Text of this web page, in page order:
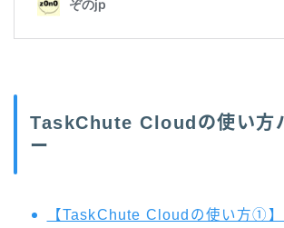
TaskChute Cloudの使い方
ー
【TaskChute Cloudの使い方①